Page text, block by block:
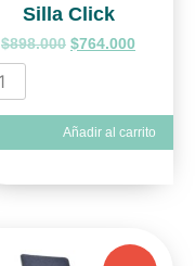
Silla Click
$898.000 $764.000
Añadir al carrito